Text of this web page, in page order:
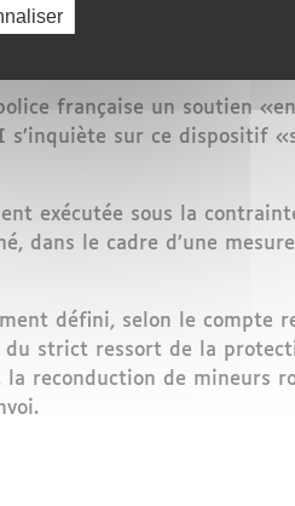
entre les deux pays, en
française un soutien
s’inquiète sur ce dispositif
exécutée sous la
le cadre d’une mesure
défini, selon le compte
strict ressort de la
reconduction de mineurs